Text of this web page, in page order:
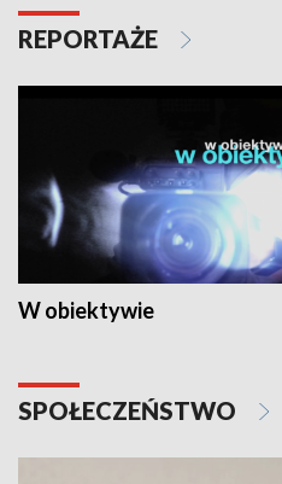
REPORTAŻE
W obiektywie
SPOŁECZEŃSTWO